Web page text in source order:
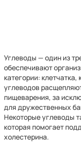
Углеводы — один из
обеспечивают
категории:
углеводов
пищеварения, за
для дружественных
Некоторые углеводы
которая помогает
холестерина.